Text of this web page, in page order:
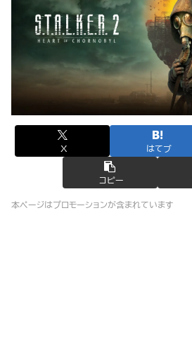
X はてブ
コピー
本ページはプロモーションが含まれています